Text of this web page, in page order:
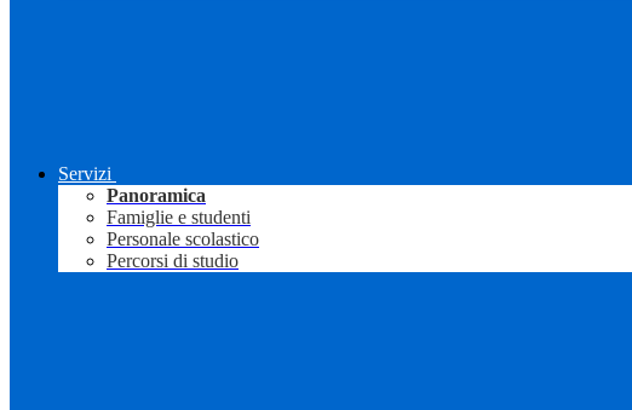
Servizi
Panoramica
Famiglie e studenti
Personale scolastico
Percorsi di studio